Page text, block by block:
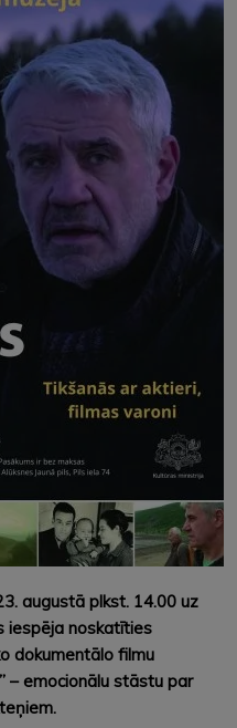
augustā plkst. 14.00 uz
iespēja noskatīties
dokumentālo filmu
– emocionālu stāstu par